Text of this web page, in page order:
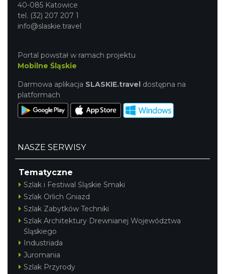
40-085 Katowice
tel. (32) 207 207 1
info@slaskie.travel
Portal powstał w ramach projektu
Mobilne Śląskie
Darmowa aplikacja SLASKIE.travel dostępna na
platformach
NASZE SERWISY
Tematyczne
Szlak i Festiwal Śląskie Smaki
Szlak Orlich Gniazd
Szlak Zabytków Techniki
Szlak Architektury Drewnianej Województwa
Śląskiego
Industriada
Juromania
Szlak Przyrody